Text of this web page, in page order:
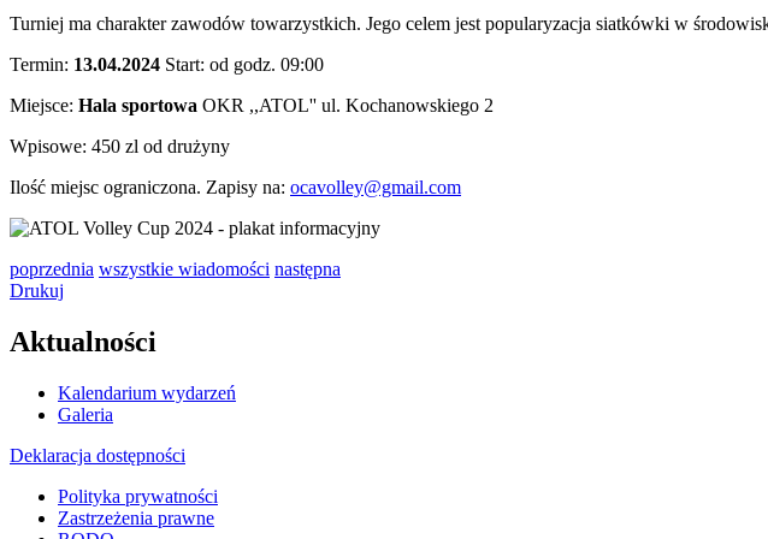
Turniej ma charakter zawodów towarzystkich. Jego celem jest popularyzacja siatkówki w
Termin: 13.04.2024 Start: od godz. 09:00
Miejsce: Hala sportowa OKR ,,ATOL'' ul. Kochanowskiego 2
Wpisowe: 450 zl od drużyny
Ilość miejsc ograniczona. Zapisy na: ocavolley@gmail.com
poprzednia wszystkie wiadomości następna
Drukuj
Aktualności
Kalendarium wydarzeń
Galeria
Deklaracja dostępności
Polityka prywatności
Zastrzeżenia prawne